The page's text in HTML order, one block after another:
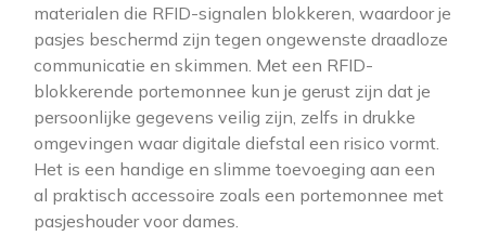
materialen die RFID-signalen blokkeren, waardoor je
pasjes beschermd zijn tegen ongewenste draadloze
communicatie en skimmen. Met een RFID-
blokkerende portemonnee kun je gerust zijn dat je
persoonlijke gegevens veilig zijn, zelfs in drukke
omgevingen waar digitale diefstal een risico vormt.
Het is een handige en slimme toevoeging aan een
al praktisch accessoire zoals een portemonnee met
pasjeshouder voor dames.